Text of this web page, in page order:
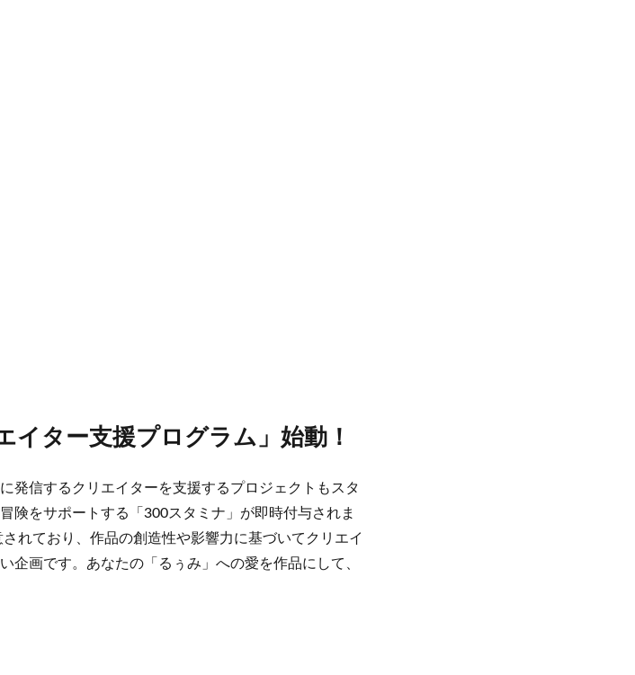
イター支援プログラム」始動！
発信するクリエイターを支援するプロジェクトもスタ
険をサポートする「300スタミナ」が即時付与されま
れており、作品の創造性や影響力に基づいてクリエイ
企画です。あなたの「るぅみ」への愛を作品にして、